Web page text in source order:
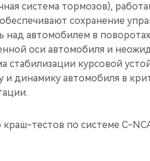
система тормозов),
сохранение
над автомобилем в
оси автомобиля и
стабилизации курсовой
динамику автомобиля в
тестов по системе C-